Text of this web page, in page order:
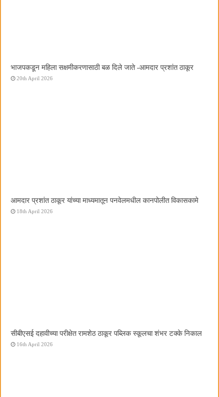
भाजपकडून महिला सक्षमीकरणासाठी बळ दिले जाते -आमदार प्रशांत ठाकूर
20th April 2026
आमदार प्रशांत ठाकूर यांच्या माध्यमातून पनवेलमधील कानपोलीत विकासकामे
18th April 2026
सीबीएसई दहावीच्या परीक्षेत रामशेठ ठाकूर पब्लिक स्कूलचा शंभर टक्के निकाल
16th April 2026